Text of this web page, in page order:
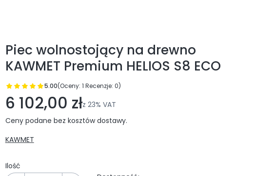
Piec wolnostojący na drewno
KAWMET Premium HELIOS S8 ECO
5.00(Oceny: 1 Recenzje: 0)
Przejdź do sekcji Opinie
6 102,00 złz 23% VAT
Ceny podane bez kosztów dostawy.
KAWMET
Ilość